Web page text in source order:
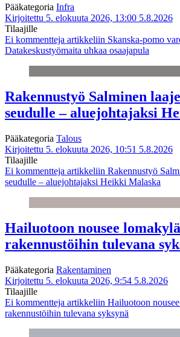
Pääkategoria Infra
Kirjoitettu 5. elokuuta 2026, 13:00 5.8.2026
Tilaajille
Ei kommentteja artikkeliin Skanska-pomo
Datakeskustyömaita uhkaa osaajapula
Rakennustyö Salminen
seudulle – aluejohtajaksi
Pääkategoria Talous
Kirjoitettu 5. elokuuta 2026, 10:51 5.8.2026
Tilaajille
Ei kommentteja artikkeliin Rakennustyö
seudulle – aluejohtajaksi Heikki Malaska
Hailuotoon nousee
rakennustöihin tulevana
Pääkategoria Rakentaminen
Kirjoitettu 5. elokuuta 2026, 9:54 5.8.2026
Tilaajille
Ei kommentteja artikkeliin Hailuotoon
rakennustöihin tulevana syksynä